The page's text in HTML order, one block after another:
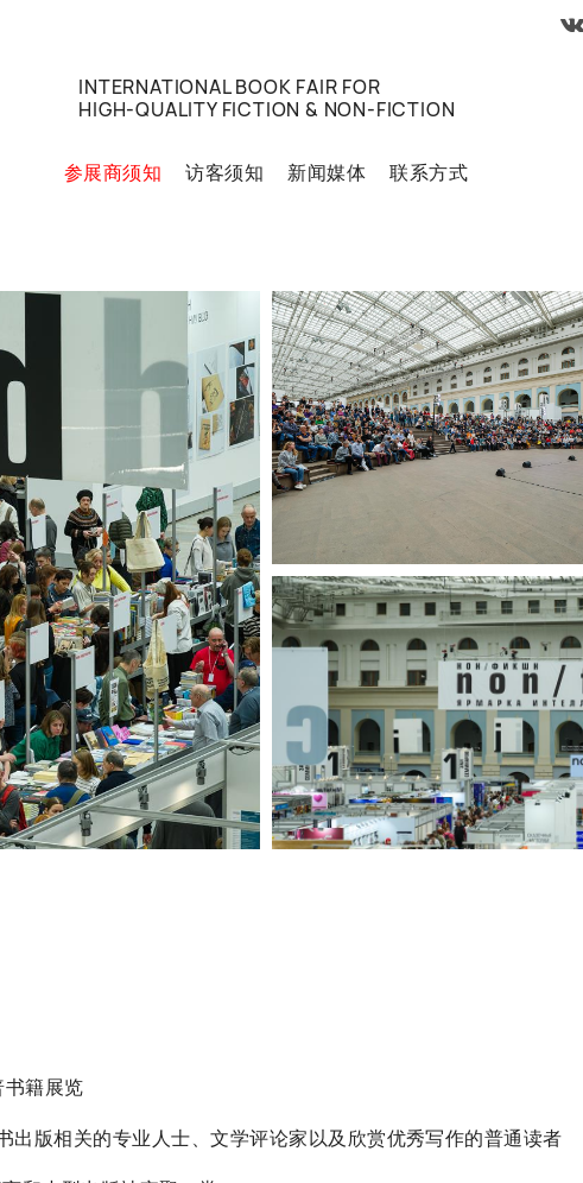
INTERNATIONAL BOOK FAIR FOR
HIGH-QUALITY FICTION & NON-FICTION
参展商须知 访客须知 新闻媒体 联系方式
籍展览
相关的专业人士、文学评论家以及欣赏优秀写作的普通读者